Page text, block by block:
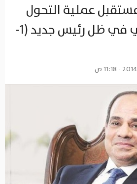
عملية التحول
الديمقراطي في ظل رئيس جديد (1-